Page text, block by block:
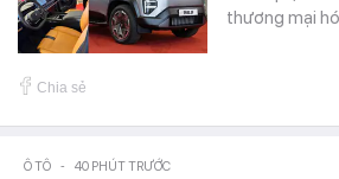
thương mại
Chia sẻ
Ô TÔ - 40 PHÚT TRƯỚC